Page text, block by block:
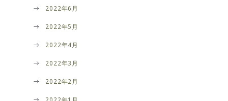
2022年6月
2022年5月
2022年4月
2022年3月
2022年2月